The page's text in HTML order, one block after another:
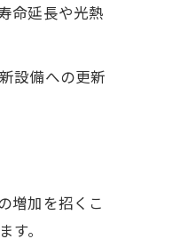
命延長や光熱
設備への更新
増加を招くこ
。